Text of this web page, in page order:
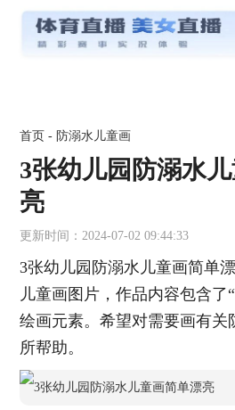
首页 - 防溺水儿童画
3张幼儿园防溺水
亮
更新时间：2024-07-02 09:44:33
3张幼儿园防溺水儿童画简单
儿童画图片，作品内容包含了
绘画元素。希望对需要画有关
所帮助。